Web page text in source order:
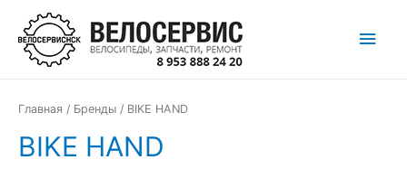
Перейти
содержимому
Главная / Бренды / BIKE HAND
BIKE HAND